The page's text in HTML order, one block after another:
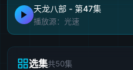
天龙八部 - 第47集
播放源：光速
选集共50集